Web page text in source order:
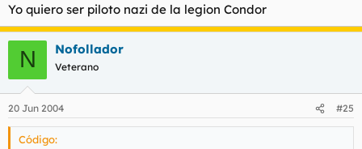
Yo quiero ser piloto nazi de la legion Condor
N Nofollador
Veterano
20 Jun 2004 #25
Código: